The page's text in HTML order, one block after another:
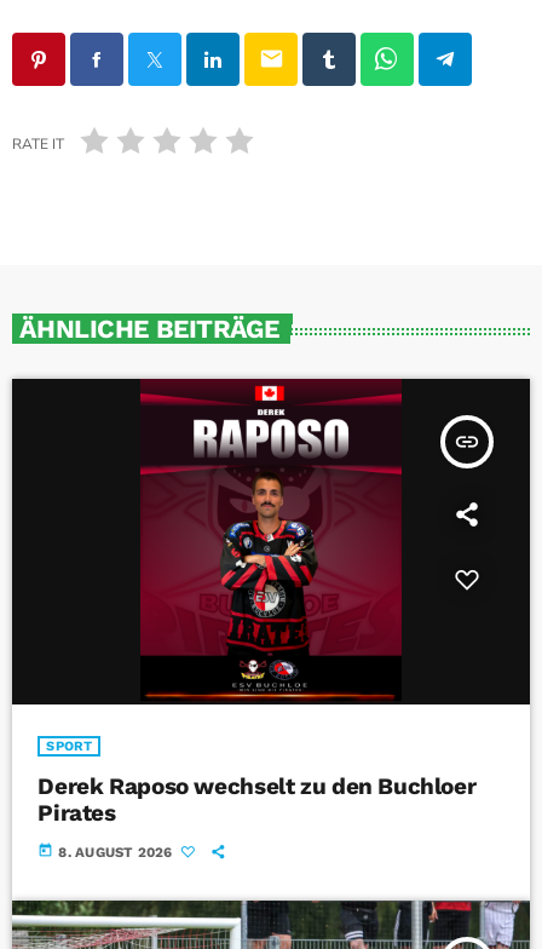
email
RATE IT
ÄHNLICHE BEITRÄGE
insert_link
SPORT
Derek Raposo wechselt zu den Buchloer
Pirates
today 8. AUGUST 2026